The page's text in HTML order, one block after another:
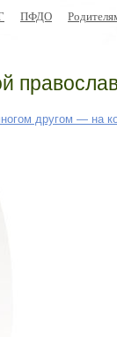
ПФДО
другом — на